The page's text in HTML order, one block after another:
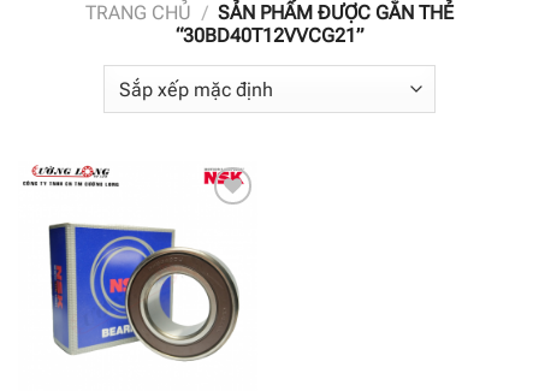
TRANG CHỦ / SẢN PHẨM ĐƯỢC GẮN THẺ
“30BD40T12VVCG21”
Add to
wishlist